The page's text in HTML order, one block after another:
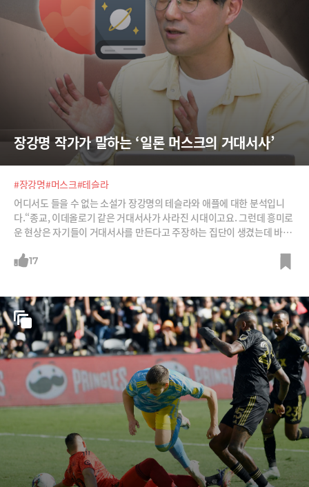
장강명 작가가 말하는 ‘일론 머스크의 거대서사’
#장강명#머스크#테슬라
어디서도 들을 수 없는 소설가 장강명의 테슬라와 애플에 대한 분석입니
다.“종교, 이데올로기 같은 거대서사가 사라진 시대이고요. 그런데 흥미로
운 현상은 자기들이 거대서사를 만든다고 주장하는 집단이 생겼는데 바로
세상은 지적으로 게으른 세상이야. 50년전에 달에 갔는데 아직 화성 못 갔
요. 애플도 볼까요?”그런데 한국의 기업은 왜 이런 거대서사를 만들지 못
하고 있을까요?
17